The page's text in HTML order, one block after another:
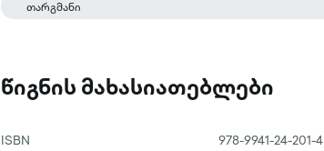
თარგმანი
წიგნის მახასიათებლები
ISBN
978-9941-24-201-4